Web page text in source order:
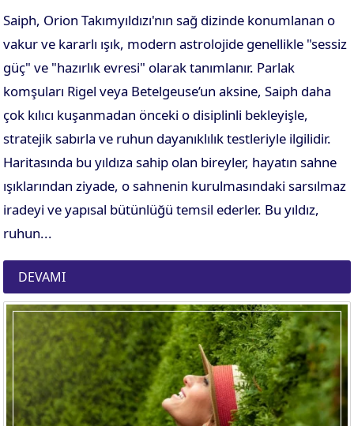
Saiph, Orion Takımyıldızı'nın sağ dizinde konumlanan o
vakur ve kararlı ışık, modern astrolojide genellikle "sessiz
güç" ve "hazırlık evresi" olarak tanımlanır. Parlak
komşuları Rigel veya Betelgeuse’un aksine, Saiph daha
çok kılıcı kuşanmadan önceki o disiplinli bekleyişle,
stratejik sabırla ve ruhun dayanıklılık testleriyle ilgilidir.
Haritasında bu yıldıza sahip olan bireyler, hayatın sahne
ışıklarından ziyade, o sahnenin kurulmasındaki sarsılmaz
iradeyi ve yapısal bütünlüğü temsil ederler. Bu yıldız,
ruhun...
DEVAMI